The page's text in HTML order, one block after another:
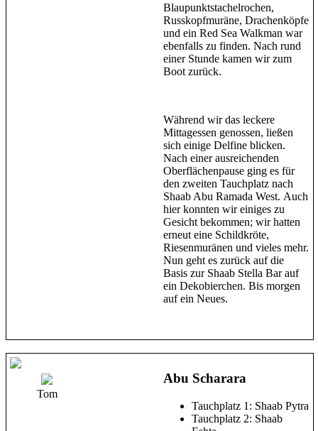
Blaupunktstachelrochen,
Russkopfmuräne, Drachenköpfe
und ein Red Sea Walkman war
ebenfalls zu finden. Nach rund
einer Stunde kamen wir zum
Boot zurück.
Während wir das leckere
Mittagessen genossen, ließen
sich einige Delfine blicken.
Nach einer ausreichenden
Oberflächenpause ging es für
den zweiten Tauchplatz nach
Shaab Abu Ramada West. Auch
hier konnten wir einiges zu
Gesicht bekommen; wir hatten
erneut eine Schildkröte,
Riesenmuränen und vieles mehr.
Nun geht es zurück auf die
Basis zur Shaab Stella Bar auf
ein Dekobierchen. Bis morgen
auf ein Neues.
Tom
Abu Scharara
Tauchplatz 1: Shaab Pytra
Tauchplatz 2: Shaab